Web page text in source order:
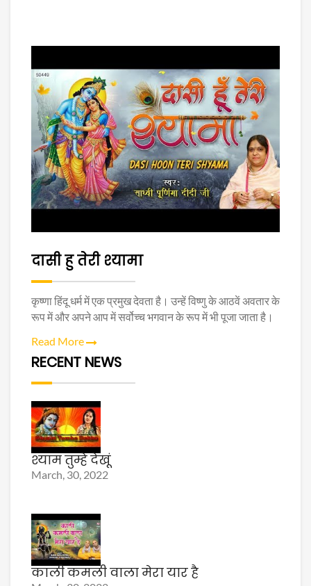
दासी हु तेरी श्यामा
कृष्णा हिंदू धर्म में एक प्रमुख देवता है। उन्हें विष्णु के आठवें अवतार के
रूप में और अपने आप में सर्वोच्च भगवान के रूप में भी पूजा जाता है।
Read More
RECENT NEWS
श्याम तुम्हे देखूं
March, 30, 2022
काली कमली वाला मेरा यार है